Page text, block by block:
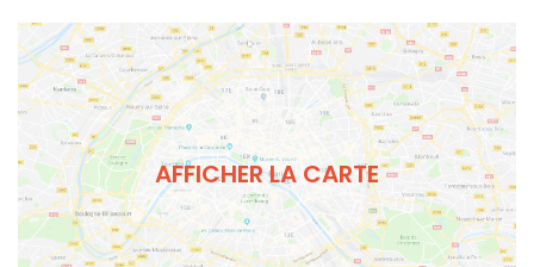
AFFICHER LA CARTE